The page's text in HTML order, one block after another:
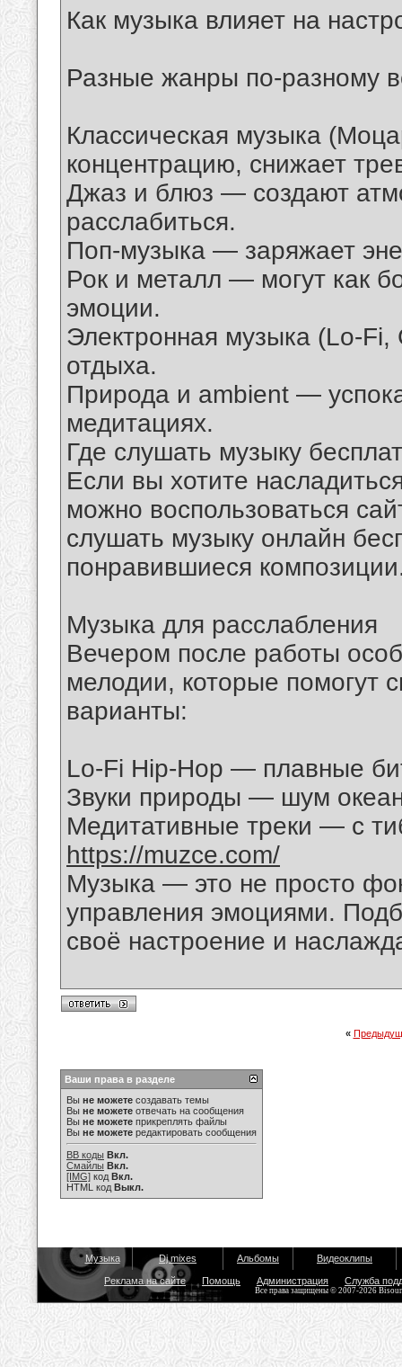
Как музыка влияет на
Разные жанры по-разному
Классическая музыка
концентрацию, снижает
Джаз и блюз — создают
расслабиться.
Поп-музыка — заряжает
Рок и металл — могут как
эмоции.
Электронная музыка (Lo-
отдыха.
Природа и ambient —
медитациях.
Где слушать музыку
Если вы хотите
можно воспользоваться
слушать музыку онлайн
понравившиеся
Музыка для расслабления
Вечером после работы
мелодии, которые помогут
варианты:
Lo-Fi Hip-Hop — плавные
Звуки природы — шум
Медитативные треки — с
https://muzce.com/
Музыка — это не просто
управления эмоциями.
своё настроение и
«
Ваши права в разделе
Вы не можете создавать темы
Вы не можете отвечать на сообщения
Вы не можете прикреплять файлы
Вы не можете редактировать сообщения
BB коды Вкл.
Смайлы Вкл.
[IMG] код Вкл.
HTML код Выкл.
Музыка Dj mixes Альбомы Видеоклипы
Реклама на сайте Помощь Администрация Служба
Все права защищены © 2007-2026